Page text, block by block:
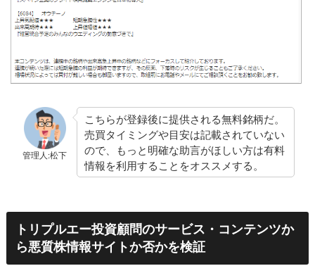
管理人:松下
こちらが登録後に提供される無料銘柄だ。
売買タイミングや目安は記載されていない
ので、もっと明確な助言がほしい方は有料
情報を利用することをオススメする。
トリプルエー投資顧問のサービス・コンテンツか
ら悪質株情報サイトか否かを検証